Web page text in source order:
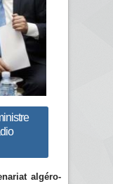
algéro-